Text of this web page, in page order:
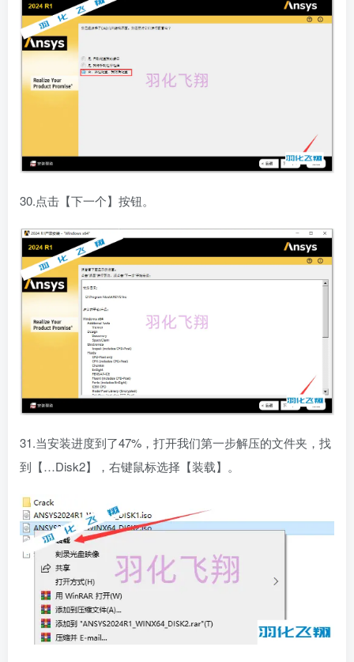
30.点击【下一个】按钮。
31.当安装进度到了47%，打开我们第一步解压的文件夹，找
到【…Disk2】，右键鼠标选择【装载】。